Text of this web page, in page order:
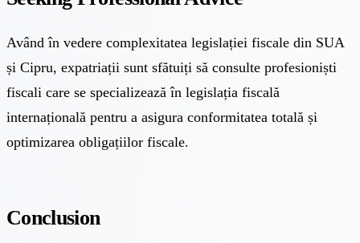
Având în vedere complexitatea legislației fiscale din SUA
și Cipru, expatriații sunt sfătuiți să consulte profesioniști
fiscali care se specializează în legislația fiscală
internațională pentru a asigura conformitatea totală și
optimizarea obligațiilor fiscale.
Conclusion